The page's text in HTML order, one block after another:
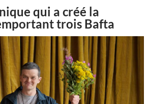
qui a créé la
trois Bafta